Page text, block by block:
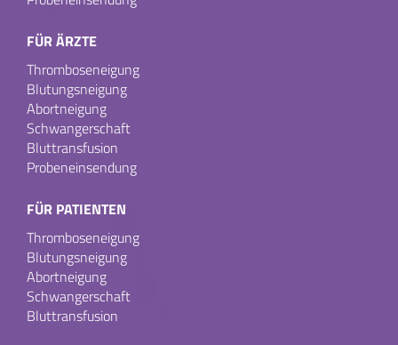
FÜR ÄRZTE
Thromboseneigung
Blutungsneigung
Abortneigung
Schwangerschaft
Bluttransfusion
Probeneinsendung
FÜR PATIENTEN
Thromboseneigung
Blutungsneigung
Abortneigung
Schwangerschaft
Bluttransfusion